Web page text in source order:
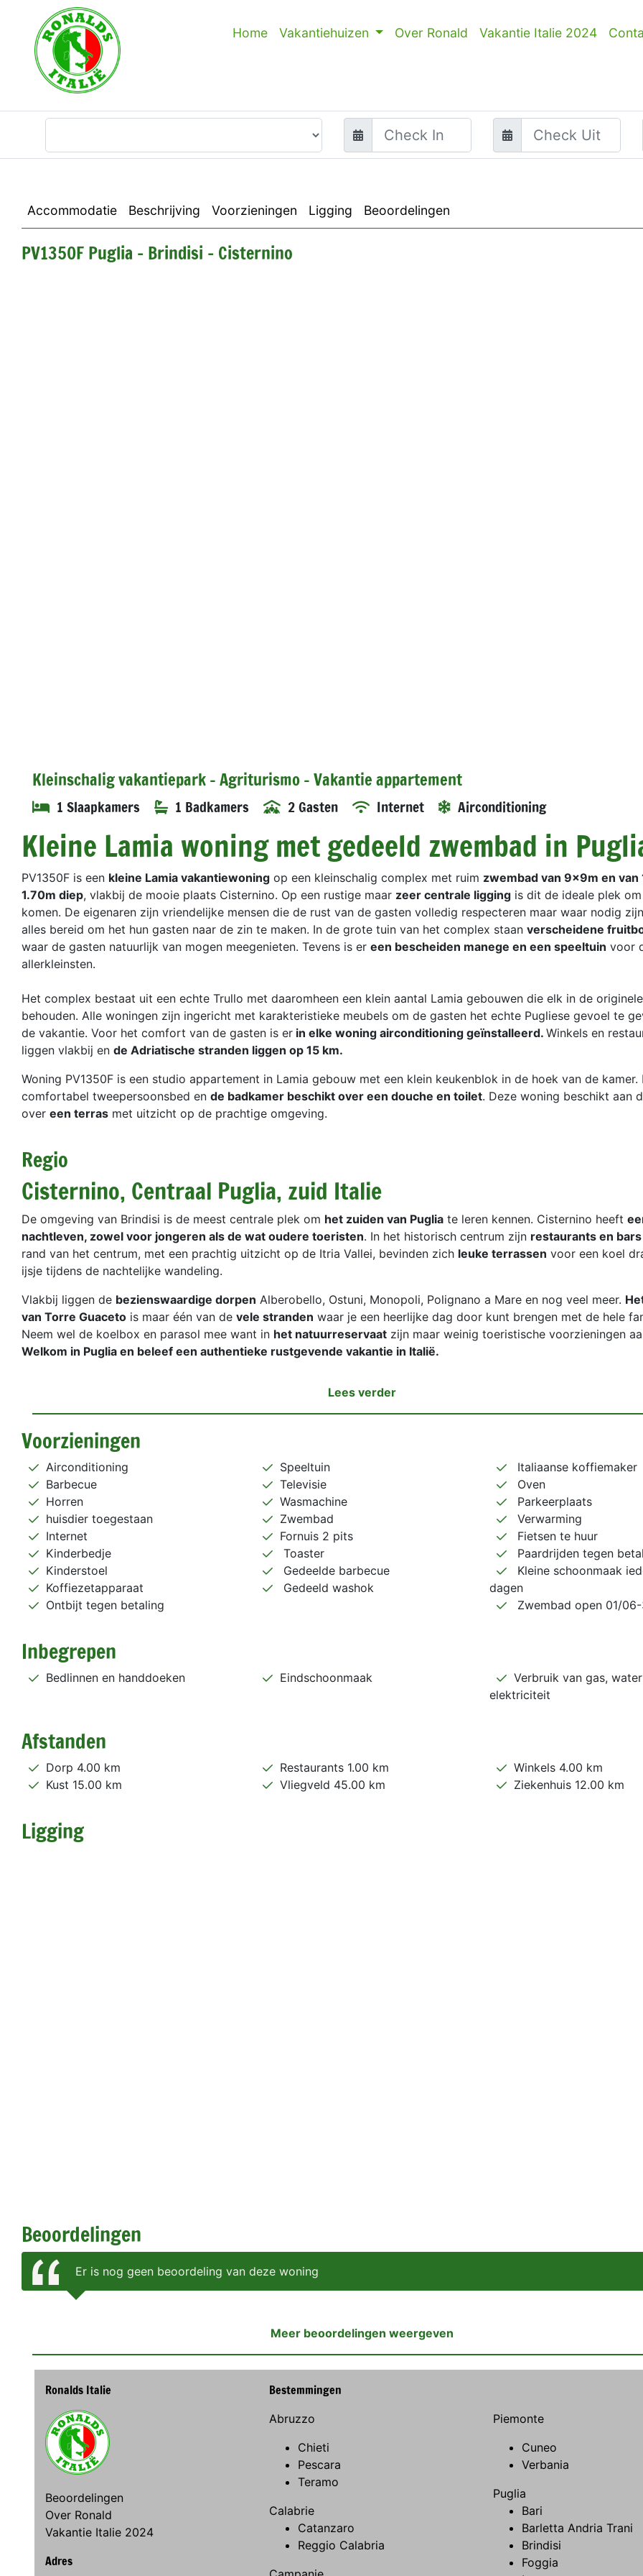
Home Vakantiehuizen Over Ronald Vakantie Italie 2024
wilt u heen?
Accommodatie Beschrijving Voorzieningen Ligging Beoordelingen
PV1350F Puglia - Brindisi - Cisternino
Kleinschalig vakantiepark - Agriturismo - Vakantie appartement
1 Slaapkamers 1 Badkamers 2 Gasten Internet Airconditioning
Kleine Lamia woning met gedeeld zwembad in
PV1350F is een kleine Lamia vakantiewoning op een kleinschalig complex met ruim zwembad van 9x9m en van
1.70m diep, vlakbij de mooie plaats Cisternino. Op een rustige maar zeer centrale ligging is dit de ideale plek
komen. De eigenaren zijn vriendelijke mensen die de rust van de gasten volledig respecteren maar waar nodig
alles bereid om het hun gasten naar de zin te maken. In de grote tuin van het complex staan verscheidene
waar de gasten natuurlijk van mogen meegenieten. Tevens is er een bescheiden manege en een speeltuin voor
allerkleinsten.
Het complex bestaat uit een echte Trullo met daaromheen een klein aantal Lamia gebouwen die elk in de
behouden. Alle woningen zijn ingericht met karakteristieke meubels om de gasten het echte Pugliese gevoel te
de vakantie. Voor het comfort van de gasten is er in elke woning airconditioning geïnstalleerd. Winkels en
liggen vlakbij en de Adriatische stranden liggen op 15 km.
Woning PV1350F is een studio appartement in Lamia gebouw met een klein keukenblok in de hoek van de kamer.
comfortabel tweepersoonsbed en de badkamer beschikt over een douche en toilet. Deze woning beschikt aan
over een terras met uitzicht op de prachtige omgeving.
Regio
Cisternino, Centraal Puglia, zuid Italie
De omgeving van Brindisi is de meest centrale plek om het zuiden van Puglia te leren kennen. Cisternino heeft
nachtleven, zowel voor jongeren als de wat oudere toeristen. In het historisch centrum zijn restaurants en bars
rand van het centrum, met een prachtig uitzicht op de Itria Vallei, bevinden zich leuke terrassen voor een koel
ijsje tijdens de nachtelijke wandeling.
Vlakbij liggen de bezienswaardige dorpen Alberobello, Ostuni, Monopoli, Polignano a Mare en nog veel meer.
van Torre Guaceto is maar één van de vele stranden waar je een heerlijke dag door kunt brengen met de hele
Neem wel de koelbox en parasol mee want in het natuurreservaat zijn maar weinig toeristische voorzieningen
Welkom in Puglia en beleef een authentieke rustgevende vakantie in Italië.
Lees verder
Voorzieningen
Airconditioning
Barbecue
Horren
huisdier toegestaan
Internet
Kinderbedje
Kinderstoel
Koffiezetapparaat
Ontbijt tegen betaling
Speeltuin
Televisie
Wasmachine
Zwembad
Fornuis 2 pits
Toaster
Gedeelde barbecue
Gedeeld washok
Italiaanse koffiemaker
Oven
Parkeerplaats
Verwarming
Fietsen te huur
Paardrijden tegen
Kleine schoonmaak
dagen
Zwembad open 01/
Inbegrepen
Bedlinnen en handdoeken Eindschoonmaak
Verbruik van gas,
elektriciteit
Afstanden
Dorp 4.00 km
Kust 15.00 km
Restaurants 1.00 km
Vliegveld 45.00 km
Winkels 4.00 km
Ziekenhuis 12.00 km
Ligging
Beoordelingen
Er is nog geen beoordeling van deze woning
Meer beoordelingen weergeven
Ronalds Italie
Beoordelingen
Over Ronald
Vakantie Italie 2024
Adres
Bestemmingen
Abruzzo
Chieti
Pescara
Teramo
Calabrie
Catanzaro
Reggio Calabria
Piemonte
Cuneo
Verbania
Puglia
Bari
Barletta Andria Trani
Brindisi
Foggia